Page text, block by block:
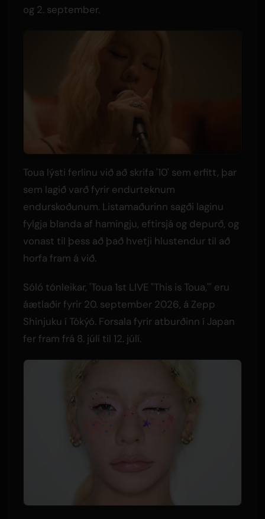
og 2. september.
Toua lýsti ferlinu við að skrifa '10' sem erfitt, þar
sem lagið varð fyrir endurteknum
endurskoðunum. Listamaðurinn sagði laginu
fylgja blanda af hamingju, eftirsjá og depurð, og
vonast til þess að það hvetji hlustendur til að
horfa fram á við.
Sóló tónleikar, 'Toua 1st LIVE "This is Toua,"' eru
áætlaðir fyrir 20. september 2026, á Zepp
Shinjuku í Tókýó. Forsala fyrir atburðinn í Japan
fer fram frá 8. júlí til 12. júlí.